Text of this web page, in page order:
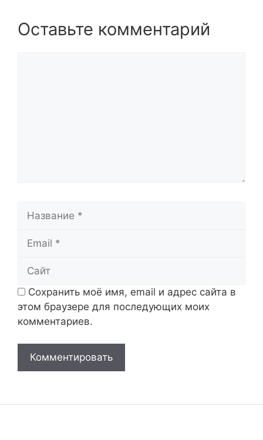
Оставьте комментарий
Сохранить моё имя, email и адрес сайта в
этом браузере для последующих моих
комментариев.